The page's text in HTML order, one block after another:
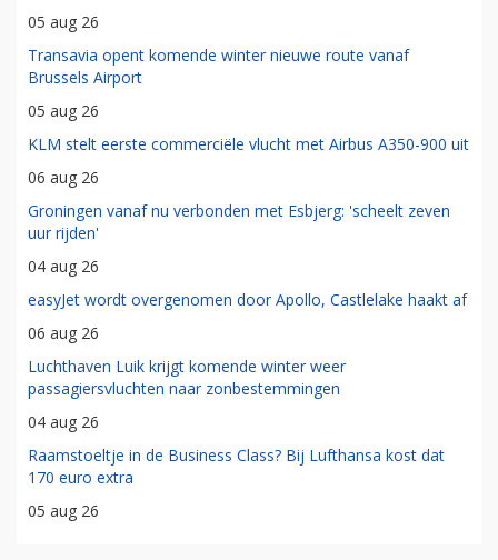
05 aug 26
Transavia opent komende winter nieuwe route vanaf
Brussels Airport
05 aug 26
KLM stelt eerste commerciële vlucht met Airbus A350-900 uit
06 aug 26
Groningen vanaf nu verbonden met Esbjerg: 'scheelt zeven
uur rijden'
04 aug 26
easyJet wordt overgenomen door Apollo, Castlelake haakt af
06 aug 26
Luchthaven Luik krijgt komende winter weer
passagiersvluchten naar zonbestemmingen
04 aug 26
Raamstoeltje in de Business Class? Bij Lufthansa kost dat
170 euro extra
05 aug 26